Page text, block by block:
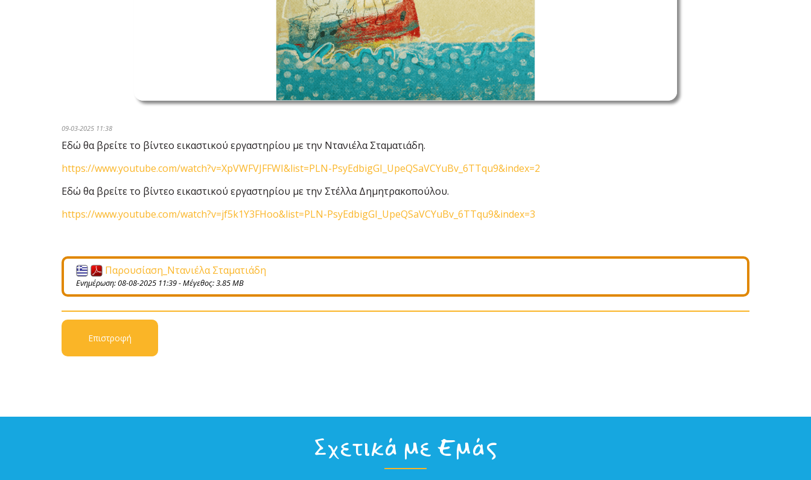
09-03-2025 11:38
Εδώ θα βρείτε το βίντεο εικαστικού εργαστηρίου με την Ντανιέλα Σταματιάδη.
https://www.youtube.com/watch?v=XpVWFVJFFWI&list=PLN-PsyEdbigGI_UpeQSaVCYuBv_6TTqu9&index=2
Εδώ θα βρείτε το βίντεο εικαστικού εργαστηρίου με την Στέλλα Δημητρακοπούλου.
https://www.youtube.com/watch?v=jf5k1Y3FHoo&list=PLN-PsyEdbigGI_UpeQSaVCYuBv_6TTqu9&index=3
Παρουσίαση_Ντανιέλα Σταματιάδη
Ενημέρωση: 08-08-2025 11:39 - Μέγεθος: 3.85 MB
Επιστροφή
Σχετικά με Εμάς